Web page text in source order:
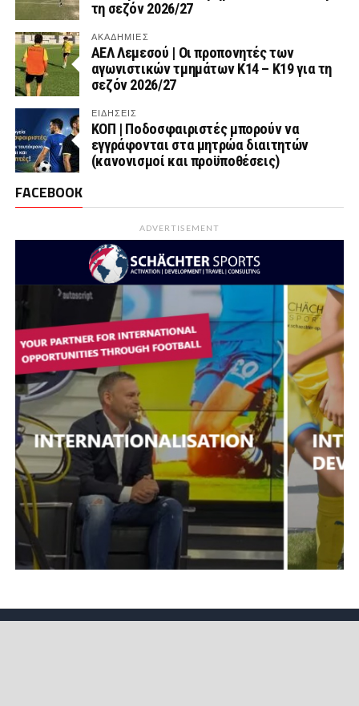
τη σεζόν 2026/27
ΑΚΑΔΗΜΙΕΣ
ΑΕΛ Λεμεσού | Οι προπονητές των
αγωνιστικών τμημάτων Κ14 – Κ19 για τη
σεζόν 2026/27
ΕΙΔΗΣΕΙΣ
ΚΟΠ | Ποδοσφαιριστές μπορούν να
εγγράφονται στα μητρώα διαιτητών
(κανονισμοί και προϋποθέσεις)
FACEBOOK
ADVERTISEMENT